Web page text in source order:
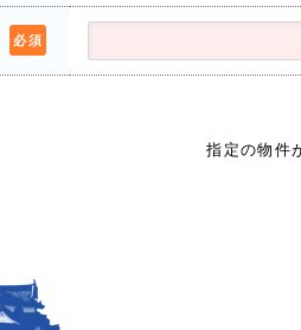
必須
指定の物件